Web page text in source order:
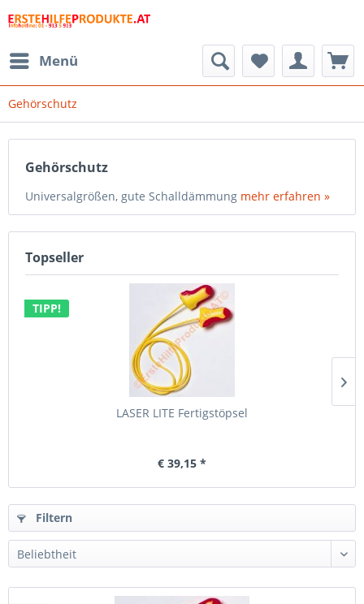
Menü
Gehörschutz
Gehörschutz
Universalgrößen, gute Schalldämmung mehr erfahren »
Topseller
TIPP!
LASER LITE Fertigstöpsel
€ 39,15 *
Filtern